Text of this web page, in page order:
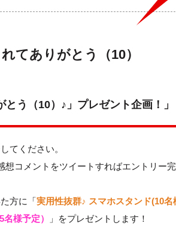
てありがとう（10）
う（10）♪」プレゼント企画！」
てください。
想コメントをツイートすればエントリー完
方に「実用性抜群♪ スマホスタンド(10名
様予定） 」をプレゼントします！